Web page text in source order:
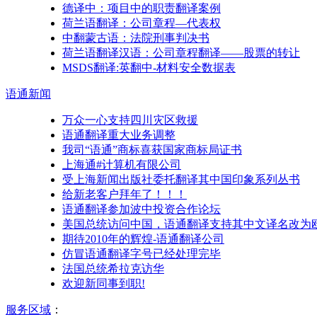
德译中：项目中的职责翻译案例
荷兰语翻译：公司章程—代表权
中翻蒙古语：法院刑事判决书
荷兰语翻译汉语：公司章程翻译——股票的转让
MSDS翻译:英翻中-材料安全数据表
语通新闻
万众一心支持四川灾区救援
语通翻译重大业务调整
我司“语通”商标喜获国家商标局证书
上海通#计算机有限公司
受上海新闻出版社委托翻译其中国印象系列丛书
给新老客户拜年了！！！
语通翻译参加波中投资合作论坛
美国总统访问中国，语通翻译支持其中文译名改为
期待2010年的辉煌-语通翻译公司
仿冒语通翻译字号已经处理完毕
法国总统希拉克访华
欢迎新同事到职!
服务区域 ：